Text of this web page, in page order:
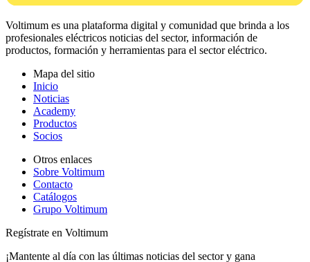
Voltimum es una plataforma digital y comunidad que brinda a los
profesionales eléctricos noticias del sector, información de
productos, formación y herramientas para el sector eléctrico.
Mapa del sitio
Inicio
Noticias
Academy
Productos
Socios
Otros enlaces
Sobre Voltimum
Contacto
Catálogos
Grupo Voltimum
Regístrate en Voltimum
¡Mantente al día con las últimas noticias del sector y gana